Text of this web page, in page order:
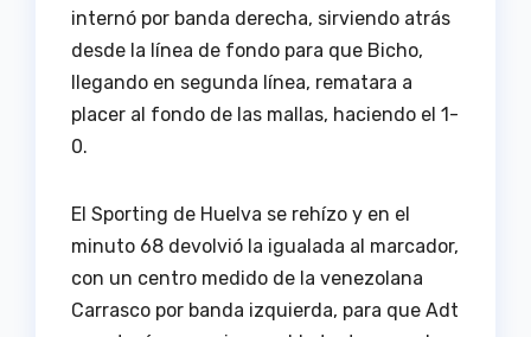
internó por banda derecha, sirviendo atrás
desde la línea de fondo para que Bicho,
llegando en segunda línea, rematara a
placer al fondo de las mallas, haciendo el 1-
0.
El Sporting de Huelva se rehízo y en el
minuto 68 devolvió la igualada al marcador,
con un centro medido de la venezolana
Carrasco por banda izquierda, para que Adt